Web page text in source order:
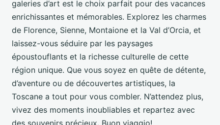
galeries d’art est le choix parfait pour des vacances
enrichissantes et mémorables. Explorez les charmes
de Florence, Sienne, Montaione et la Val d’Orcia, et
laissez-vous séduire par les paysages
époustouflants et la richesse culturelle de cette
région unique. Que vous soyez en quête de détente,
d’aventure ou de découvertes artistiques, la
Toscane a tout pour vous combler. N’attendez plus,
vivez des moments inoubliables et repartez avec